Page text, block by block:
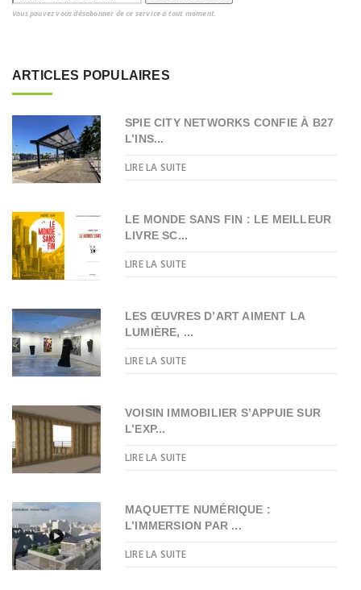
Vous pouvez vous désabonner de ce service à tout moment.
ARTICLES POPULAIRES
SPIE CITY NETWORKS CONFIE À B27
L’INS...
LIRE LA SUITE
LE MONDE SANS FIN : LE MEILLEUR
LIVRE SC...
LIRE LA SUITE
LES ŒUVRES D’ART AIMENT LA
LUMIÈRE, ...
LIRE LA SUITE
VOISIN IMMOBILIER S’APPUIE SUR
L’EXP...
LIRE LA SUITE
MAQUETTE NUMÉRIQUE :
L’IMMERSION PAR ...
LIRE LA SUITE